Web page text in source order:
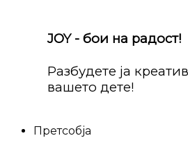
JOY - бои на радост!
Разбудете ја
вашето дете!
Претсобја